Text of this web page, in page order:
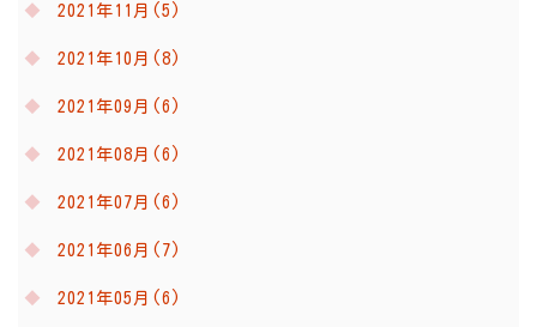
2021年11月(5)
2021年10月(8)
2021年09月(6)
2021年08月(6)
2021年07月(6)
2021年06月(7)
2021年05月(6)